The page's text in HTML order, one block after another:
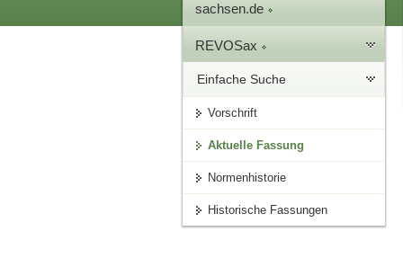
sachsen.de
REVOSax
Einfache Suche
Vorschrift
Aktuelle Fassung
Normenhistorie
Historische Fassungen